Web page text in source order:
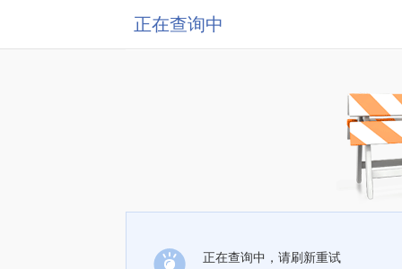
正在查询中
正在查询中，请刷新重试